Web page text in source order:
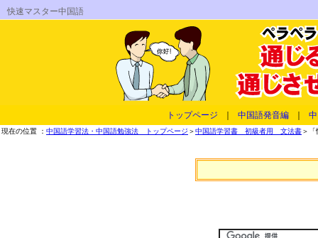
快速マスター中国語
トップページ 中国語発音編
現在の位置 ： 中国語学習法・中国語勉強法 トップページ ＞中国語学習書 初級者用 文法書＞